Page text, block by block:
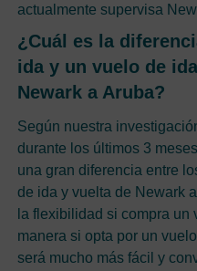
actualmente supervisa
¿Cuál es la
ida y un vuelo de
Newark a Aruba?
Según nuestra
durante los últimos 3
una gran diferencia entre
de ida y vuelta de Newark
la flexibilidad si compra un
manera si opta por un
será mucho más fácil y